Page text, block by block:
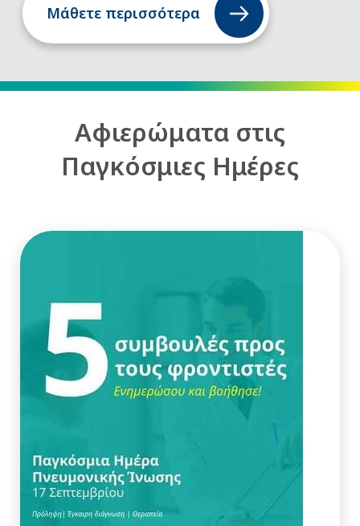
Μάθετε περισσότερα
Αφιερώματα στις
Παγκόσμιες Ημέρες